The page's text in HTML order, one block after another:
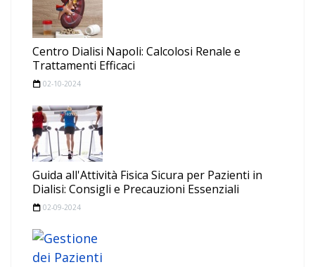
Centro Dialisi Napoli: Calcolosi Renale e
Trattamenti Efficaci
02-10-2024
Guida all'Attività Fisica Sicura per Pazienti in
Dialisi: Consigli e Precauzioni Essenziali
02-09-2024